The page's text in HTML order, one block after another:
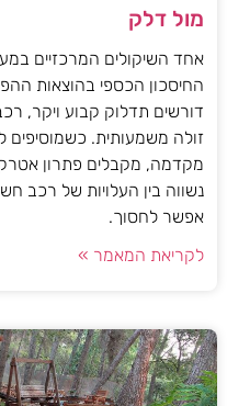
מול דלק
אחד השיקולים המרכזיים
החיסכון הכספי בהוצאות
דורשים תדלוק קבוע ויקר,
זולה משמעותית. כשמוסיפים
מקדמה, מקבלים פתרון
נשווה בין העלויות של רכב
אפשר לחסוך.
לקריאת המאמר »